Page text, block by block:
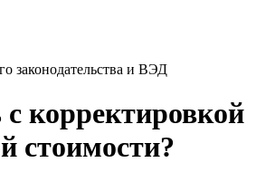
законодательства и ВЭД
с корректировкой
стоимости?